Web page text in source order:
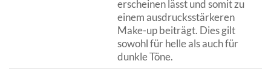
erscheinen lässt und somit zu
einem ausdrucksstärkeren
Make-up beiträgt. Dies gilt
sowohl für helle als auch für
dunkle Töne.